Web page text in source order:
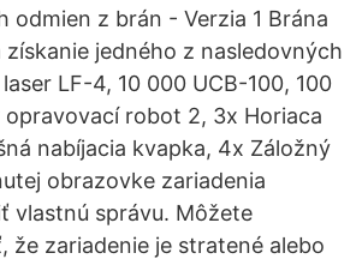
odmien z brán - Verzia 1 Brána
získanie jedného z nasledovných
LF-4, 10 000 UCB-100, 100
opravovací robot 2, 3x Horiaca
nabíjacia kvapka, 4x Záložný
obrazovke zariadenia
vlastnú správu. Môžete
že zariadenie je stratené alebo